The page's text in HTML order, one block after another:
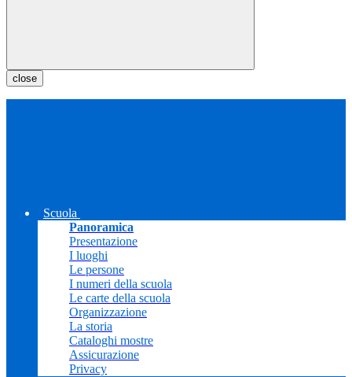
close
Scuola
Panoramica
Presentazione
I luoghi
Le persone
I numeri della scuola
Le carte della scuola
Organizzazione
La storia
Cataloghi mostre
Assicurazione
Privacy